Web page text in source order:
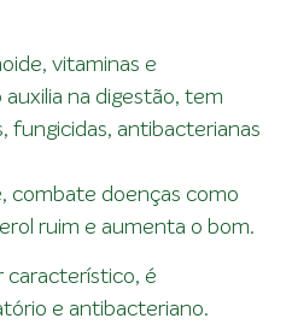
vitaminas e
na digestão, tem
fungicidas, antibacterianas
combate doenças como
ruim e aumenta o bom.
característico, é
e antibacteriano.